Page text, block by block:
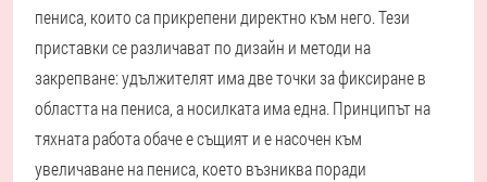
пениса, които са прикрепени директно към него. Тези
приставки се различават по дизайн и методи на
закрепване: удължителят има две точки за фиксиране в
областта на пениса, а носилката има една. Принципът на
тяхната работа обаче е същият и е насочен към
увеличаване на пениса, което възниква поради